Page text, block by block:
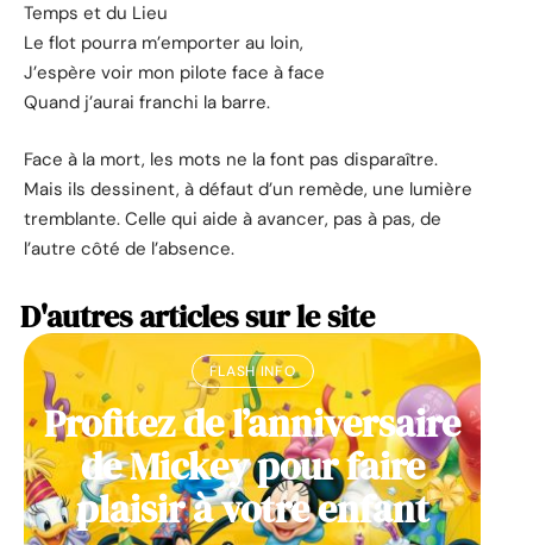
Temps et du Lieu
Le flot pourra m’emporter au loin,
J’espère voir mon pilote face à face
Quand j’aurai franchi la barre.
Face à la mort, les mots ne la font pas disparaître.
Mais ils dessinent, à défaut d’un remède, une lumière
tremblante. Celle qui aide à avancer, pas à pas, de
l’autre côté de l’absence.
D'autres articles sur le site
FLASH INFO
Profitez de l’anniversaire
de Mickey pour faire
plaisir à votre enfant